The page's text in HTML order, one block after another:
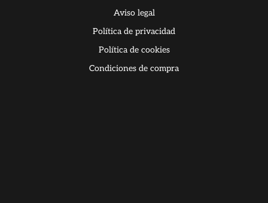
Aviso legal
Política de privacidad
Política de cookies
Condiciones de compra